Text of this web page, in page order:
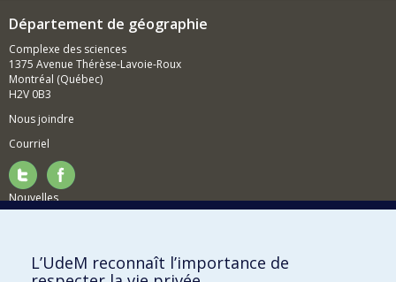
Département de géographie
Complexe des sciences
1375 Avenue Thérèse-Lavoie-Roux
Montréal (Québec)
H2V 0B3
Nous joindre
Courriel
Nouvelles
Comment soutenir le Département?
L’UdeM reconnaît l’importance de